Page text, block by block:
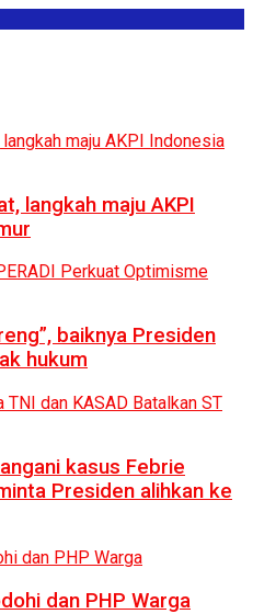
langkah maju AKPI
baiknya Presiden
hukum
kasus Febrie
Presiden alihkan ke
dan PHP Warga